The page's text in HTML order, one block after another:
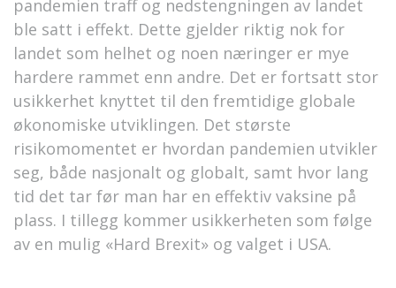
pandemien traff og nedstengningen av landet
ble satt i effekt. Dette gjelder riktig nok for
landet som helhet og noen næringer er mye
hardere rammet enn andre. Det er fortsatt stor
usikkerhet knyttet til den fremtidige globale
økonomiske utviklingen. Det største
risikomomentet er hvordan pandemien utvikler
seg, både nasjonalt og globalt, samt hvor lang
tid det tar før man har en effektiv vaksine på
plass. I tillegg kommer usikkerheten som følge
av en mulig «Hard Brexit» og valget i USA.